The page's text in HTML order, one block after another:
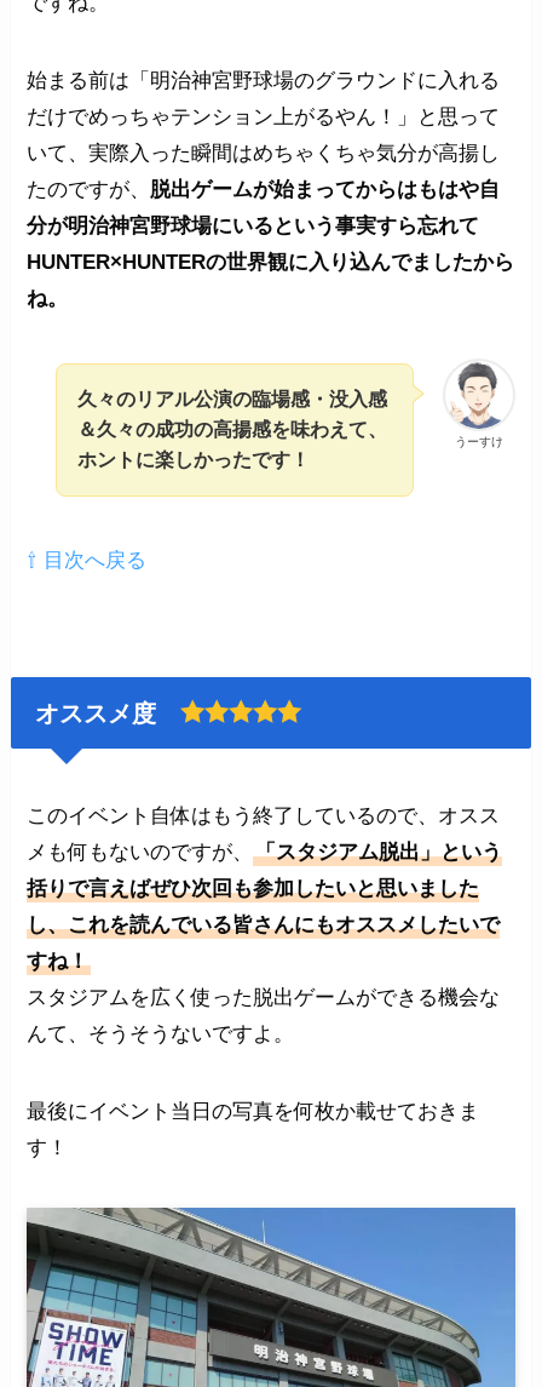
始まる前は「明治神宮野球場のグラウンドに入れる
だけでめっちゃテンション上がるやん！」と思って
いて、実際入った瞬間はめちゃくちゃ気分が高揚し
たのですが、 脱出ゲームが始まってからはもはや自
分が明治神宮野球場にいるという事実すら忘れて
HUNTER×HUNTERの世界観に入り込んでましたから
ね。
うーすけ
久々のリアル公演の臨場感・没入感
＆久々の成功の高揚感を味わえて、
ホントに楽しかったです！
⇧ 目次へ戻る
オススメ度
このイベント自体はもう終了しているので、オスス
メも何もないのですが、「スタジアム脱出」という
括りで言えばぜひ次回も参加したいと思いました
し、これを読んでいる皆さんにもオススメしたいで
すね！
スタジアムを広く使った脱出ゲームができる機会な
んて、そうそうないですよ。
最後にイベント当日の写真を何枚か載せておきま
す！